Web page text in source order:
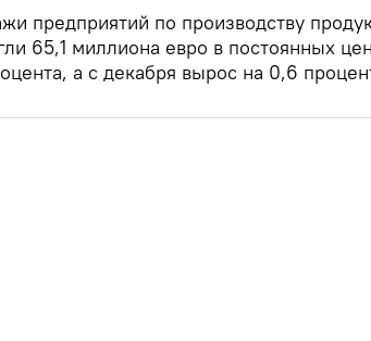
предприятий по производству
65,1 миллиона евро в постоянных
а с декабря вырос на 0,6